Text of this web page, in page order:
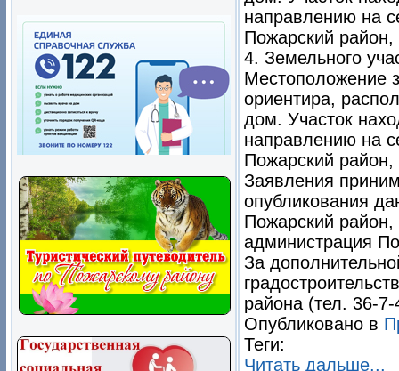
направлению на
Пожарский район,
4. Земельного
Местоположение
ориентира,
дом. Участок
направлению на
Пожарский район,
Заявления
опубликования
Пожарский район,
администрация
За
района (тел. 36-
Опубликовано в
Теги:
Читать дальше...